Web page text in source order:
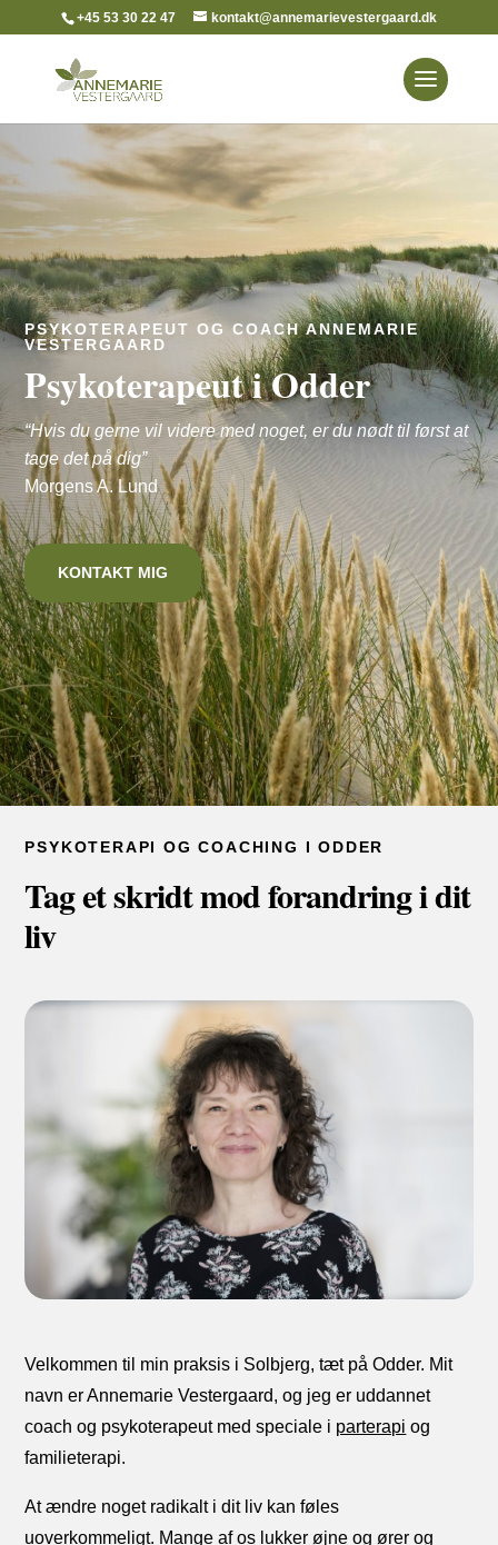
+45 53 30 22 47 kontakt@annemarievestergaard.dk
PSYKOTERAPEUT OG COACH ANNEMARIE
VESTERGAARD
Psykoterapeut i Odder
“Hvis du gerne vil videre med noget, er du nødt til først at
tage det på dig”
Morgens A. Lund
KONTAKT MIG
PSYKOTERAPI OG COACHING I ODDER
Tag et skridt mod forandring i dit
liv
Velkommen til min praksis i Solbjerg, tæt på Odder. Mit
navn er Annemarie Vestergaard, og jeg er uddannet
coach og psykoterapeut med speciale i parterapi og
familieterapi.
At ændre noget radikalt i dit liv kan føles
uoverkommeligt. Mange af os lukker øjne og ører og